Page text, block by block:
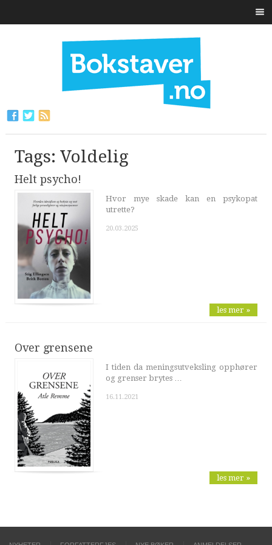
Tags: Voldelig
Helt psycho!
Hvor mye skade kan en psykopat
utrette?
20.03.2025
les mer »
Over grensene
I tiden da meningsutveksling opphører
og grenser brytes …
16.11.2021
les mer »